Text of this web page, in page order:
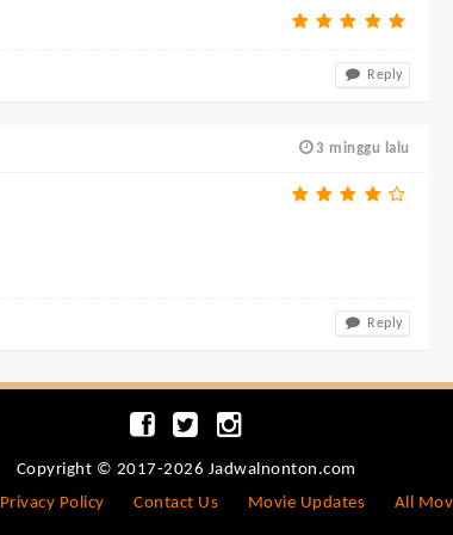
Reply
3 minggu lalu
Reply
Copyright © 2017-2026 Jadwalnonton.com
Privacy Policy Contact Us Movie Updates All